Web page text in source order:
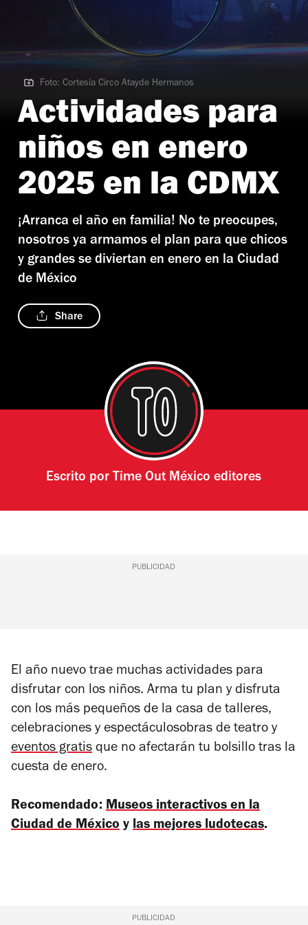
Foto: Cortesía Circo Atayde Hermanos
Foto: Cortesía Circo Atayde Hermanos
Actividades para
niños en enero
2025 en la CDMX
¡Arranca el año en familia! No te preocupes,
nosotros ya armamos el plan para que chicos
y grandes se diviertan en enero en la Ciudad
de México
Share
Escrito por Time Out México editores
PUBLICIDAD
El año nuevo trae muchas actividades para
disfrutar con los niños. Arma tu plan y disfruta
con los más pequeños de la casa de talleres,
celebraciones y espectáculosobras de teatro y
eventos gratis que no afectarán tu bolsillo tras la
cuesta de enero.
Recomendado: Museos interactivos en la
Ciudad de México y las mejores ludotecas.
PUBLICIDAD